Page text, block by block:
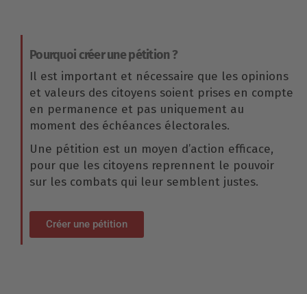
Pourquoi créer une pétition ?
Il est important et nécessaire que les opinions
et valeurs des citoyens soient prises en compte
en permanence et pas uniquement au
moment des échéances électorales.
Une pétition est un moyen d’action efficace,
pour que les citoyens reprennent le pouvoir
sur les combats qui leur semblent justes.
Créer une pétition